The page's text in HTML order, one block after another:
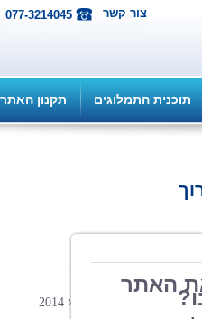
077-3214045 צור קשר
תוכנית התמלוגים תקנון האתר